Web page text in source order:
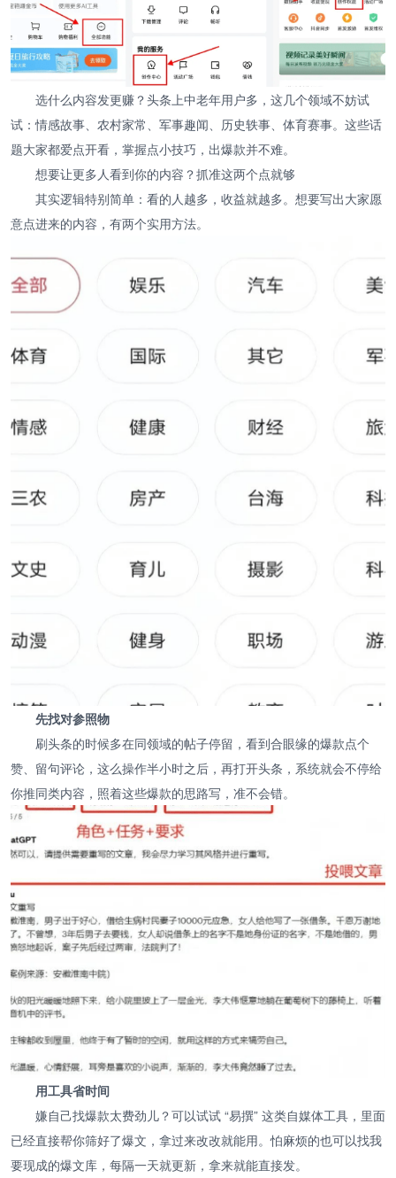
选什么内容发更赚？头条上中老年用户多，这几个领域不妨试
试：情感故事、农村家常、军事趣闻、历史轶事、体育赛事。这些话
题大家都爱点开看，掌握点小技巧，出爆款并不难。
想要让更多人看到你的内容？抓准这两个点就够
其实逻辑特别简单：看的人越多，收益就越多。想要写出大家愿
意点进来的内容，有两个实用方法。
先找对参照物
刷头条的时候多在同领域的帖子停留，看到合眼缘的爆款点个
赞、留句评论，这么操作半小时之后，再打开头条，系统就会不停给
你推同类内容，照着这些爆款的思路写，准不会错。
用工具省时间
嫌自己找爆款太费劲儿？可以试试 “易撰” 这类自媒体工具，里面
已经直接帮你筛好了爆文，拿过来改改就能用。怕麻烦的也可以找我
要现成的爆文库，每隔一天就更新，拿来就能直接发。